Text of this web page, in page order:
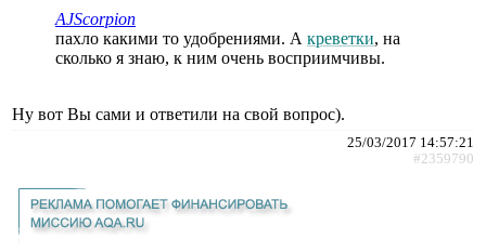
AJScorpion
пахло какими то удобрениями. А креветки, на
сколько я знаю, к ним очень восприимчивы.
Ну вот Вы сами и ответили на свой вопрос).
25/03/2017 14:57:21
#2359790